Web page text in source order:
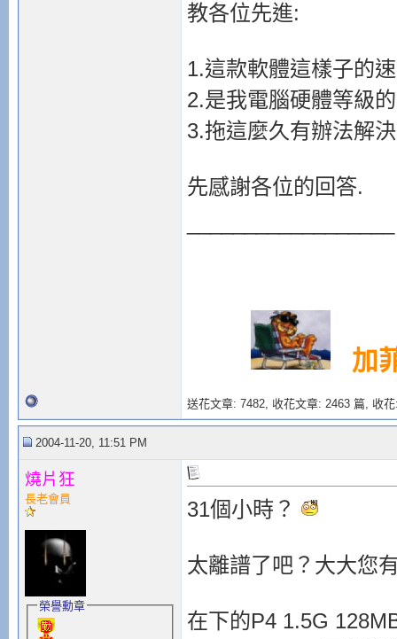
教各位先進:
1.這款軟體這樣子的
2.是我電腦硬體等級
3.拖這麼久有辦法解
先感謝各位的回答.
加
送花文章: 7482, 收花文章: 2463 篇, 收
2004-11-20, 11:51 PM
燒片狂
長老會員
榮譽勳章
31個小時？
太離譜了吧？大大您
在下的P4 1.5G